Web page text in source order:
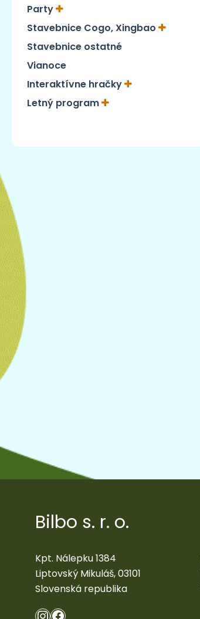
Party
Stavebnice Cogo, Xingbao
Stavebnice ostatné
Vianoce
Interaktívne hračky
Letný program
Bilbo s. r. o.
Kpt. Nálepku 1384
Liptovský Mikuláš, 03101
Slovenská republika